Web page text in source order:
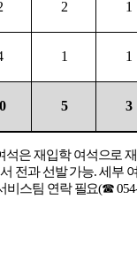
2 1
1 1
5 3
석은 재입학 여석으로
전과 선발 가능.세부
비스팀 연락 필요(☎